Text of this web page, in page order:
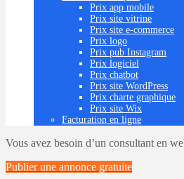
Prix app mobile
Prix site vitrine
Prix site e-commerce
Prix logo
Prix pub Instagram
Prix logiciel
Prix chatbot
Prix site WordPress
Prix charte graphique
Prix site Wix
Facturation en ligne
Vous avez besoin d’un consultant en
Publier une annonce gratuite